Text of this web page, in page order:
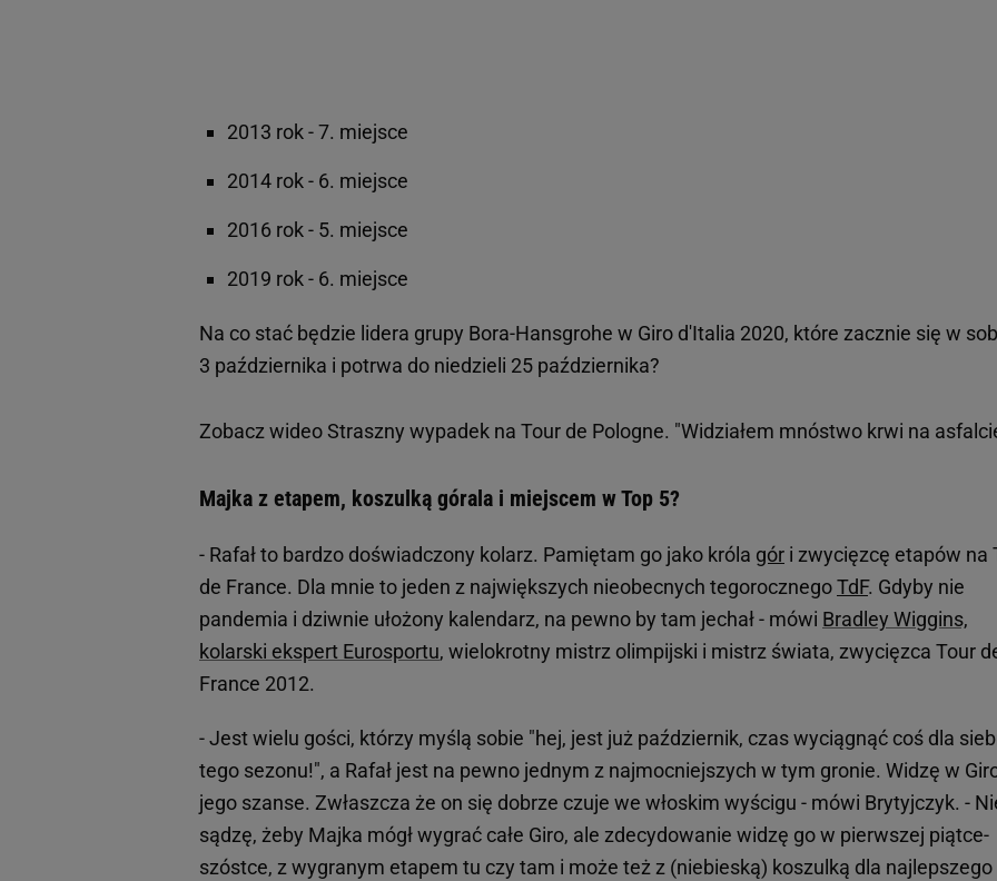
2013 rok - 7. miejsce
2014 rok - 6. miejsce
2016 rok - 5. miejsce
2019 rok - 6. miejsce
Na co stać będzie lidera grupy Bora-Hansgrohe w Giro d'Italia 2020, które zacznie się w
3 października i potrwa do niedzieli 25 października?
Zobacz wideoStraszny wypadek na Tour de Pologne. "Widziałem mnóstwo krwi na
Majka z etapem, koszulką górala i miejscem w Top 5?
- Rafał to bardzo doświadczony kolarz. Pamiętam go jako króla gór i zwycięzcę etapów na
de France. Dla mnie to jeden z największych nieobecnych tegorocznegoTdF. Gdyby nie
pandemia i dziwnie ułożony kalendarz, na pewno by tam jechał - mówi Bradley Wiggins,
kolarski ekspert Eurosportu, wielokrotny mistrz olimpijski i mistrz świata, zwycięzca Tour
France 2012.
- Jest wielu gości, którzy myślą sobie "hej, jest już październik, czas wyciągnąć coś dla
tego sezonu!", a Rafał jest na pewno jednym z najmocniejszych w tym gronie. Widzę w
jego szanse. Zwłaszcza że on się dobrze czuje we włoskim wyścigu - mówi Brytyjczyk. -
sądzę, żeby Majka mógł wygrać całe Giro, ale zdecydowanie widzę go w pierwszej piątce-
szóstce, z wygranym etapem tu czy tam i może też z (niebieską) koszulką dla najlepszego